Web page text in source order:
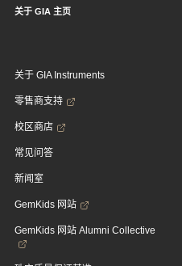
关于 GIA 主页
关于 GIA Instruments
零售商支持
校区商店
常见问答
新闻室
GemKids 网站
GemKids 网站 Alumni Collective